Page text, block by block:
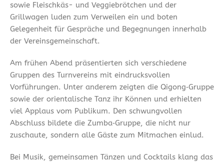
sowie Fleischkäs- und Veggiebrötchen und der
Grillwagen luden zum Verweilen ein und boten
Gelegenheit für Gespräche und Begegnungen innerhalb
der Vereinsgemeinschaft.
Am frühen Abend präsentierten sich verschiedene
Gruppen des Turnvereins mit eindrucksvollen
Vorführungen. Unter anderem zeigten die Qigong‑Gruppe
sowie der orientalische Tanz ihr Können und erhielten
viel Applaus vom Publikum. Den schwungvollen
Abschluss bildete die Zumba‑Gruppe, die nicht nur
zuschaute, sondern alle Gäste zum Mitmachen einlud.
Bei Musik, gemeinsamen Tänzen und Cocktails klang das